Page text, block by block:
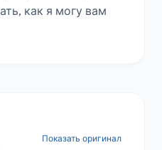
как я могу вам
Показать оригинал